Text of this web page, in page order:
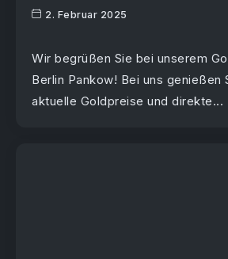
2. Februar 2025
Wir begrüßen Sie bei unserem
Berlin Pankow! Bei uns genießen
aktuelle Goldpreise und direkte...